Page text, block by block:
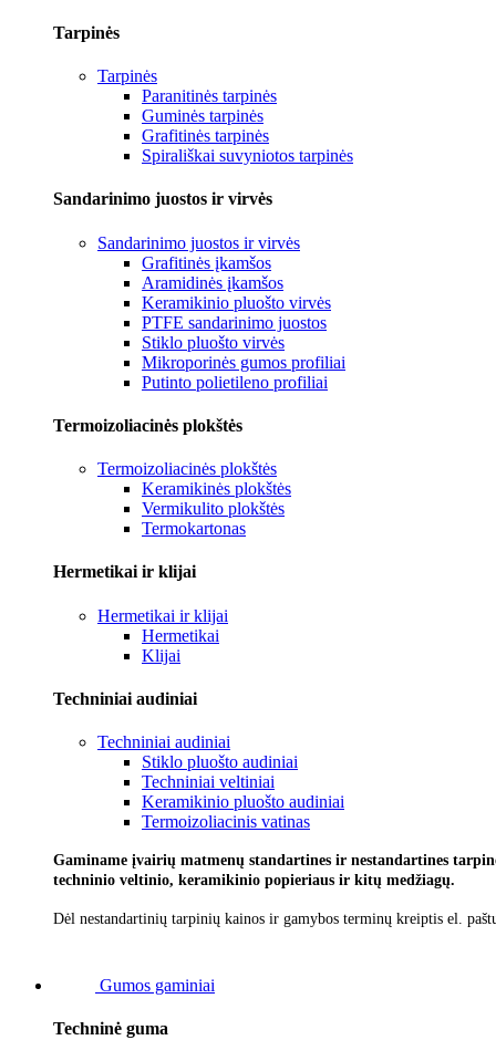
Tarpinės
Tarpinės
Paranitinės tarpinės
Guminės tarpinės
Grafitinės tarpinės
Spirališkai suvyniotos tarpinės
Sandarinimo juostos ir virvės
Sandarinimo juostos ir virvės
Grafitinės įkamšos
Aramidinės įkamšos
Keramikinio pluošto virvės
PTFE sandarinimo juostos
Stiklo pluošto virvės
Mikroporinės gumos profiliai
Putinto polietileno profiliai
Termoizoliacinės plokštės
Termoizoliacinės plokštės
Keramikinės plokštės
Vermikulito plokštės
Termokartonas
Hermetikai ir klijai
Hermetikai ir klijai
Hermetikai
Klijai
Techniniai audiniai
Techniniai audiniai
Stiklo pluošto audiniai
Techniniai veltiniai
Keramikinio pluošto audiniai
Termoizoliacinis vatinas
Gaminame įvairių matmenų standartines ir nestandartines
techninio veltinio, keramikinio popieriaus ir kitų medžiagų.
Dėl nestandartinių tarpinių kainos ir gamybos terminų kreiptis el.
Gumos gaminiai
Techninė guma